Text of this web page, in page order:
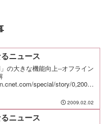
ニュース
」の大きな機能向上--オフライン
special/story/0,20000
ツヌケ」--幽霊ユーザー生まな
//ja...
2009.02.02
ニュース